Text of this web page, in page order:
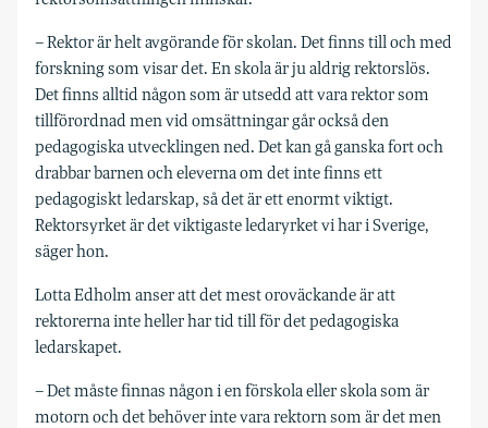
– Rektor är helt avgörande för skolan. Det finns till och med
forskning som visar det. En skola är ju aldrig rektorslös.
Det finns alltid någon som är utsedd att vara rektor som
tillförordnad men vid omsättningar går också den
pedagogiska utvecklingen ned. Det kan gå ganska fort och
drabbar barnen och eleverna om det inte finns ett
pedagogiskt ledarskap, så det är ett enormt viktigt.
Rektorsyrket är det viktigaste ledaryrket vi har i Sverige,
säger hon.
Lotta Edholm anser att det mest oroväckande är att
rektorerna inte heller har tid till för det pedagogiska
ledarskapet.
– Det måste finnas någon i en förskola eller skola som är
motorn och det behöver inte vara rektorn som är det men